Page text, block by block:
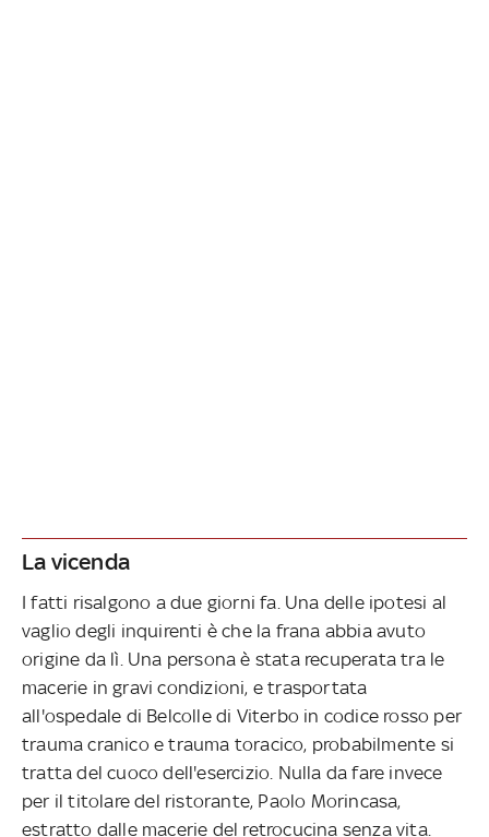
La vicenda
I fatti risalgono a due giorni fa. Una delle ipotesi al
vaglio degli inquirenti è che la frana abbia avuto
origine da lì. Una persona è stata recuperata tra le
macerie in gravi condizioni, e trasportata
all'ospedale di Belcolle di Viterbo in codice rosso per
trauma cranico e trauma toracico, probabilmente si
tratta del cuoco dell'esercizio. Nulla da fare invece
per il titolare del ristorante, Paolo Morincasa,
estratto dalle macerie del retrocucina senza vita.